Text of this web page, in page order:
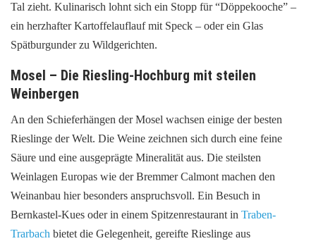
Tal zieht. Kulinarisch lohnt sich ein Stopp für “Döppekooche” –
ein herzhafter Kartoffelauflauf mit Speck – oder ein Glas
Spätburgunder zu Wildgerichten.
Mosel – Die Riesling-Hochburg mit steilen
Weinbergen
An den Schieferhängen der Mosel wachsen einige der besten
Rieslinge der Welt. Die Weine zeichnen sich durch eine feine
Säure und eine ausgeprägte Mineralität aus. Die steilsten
Weinlagen Europas wie der Bremmer Calmont machen den
Weinanbau hier besonders anspruchsvoll. Ein Besuch in
Bernkastel-Kues oder in einem Spitzenrestaurant in Traben-
Trarbach bietet die Gelegenheit, gereifte Rieslinge aus